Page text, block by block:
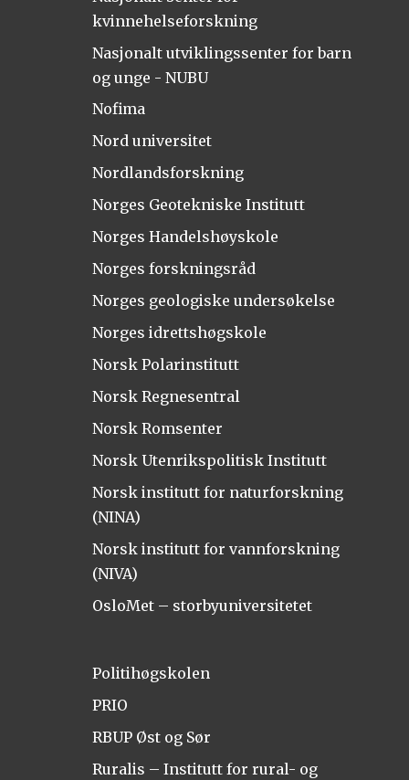
kvinnehelseforskning
Nasjonalt utviklingssenter for barn
og unge - NUBU
Nofima
Nord universitet
Nordlandsforskning
Norges Geotekniske Institutt
Norges Handelshøyskole
Norges forskningsråd
Norges geologiske undersøkelse
Norges idrettshøgskole
Norsk Polarinstitutt
Norsk Regnesentral
Norsk Romsenter
Norsk Utenrikspolitisk Institutt
Norsk institutt for naturforskning
(NINA)
Norsk institutt for vannforskning
(NIVA)
OsloMet – storbyuniversitetet
Politihøgskolen
PRIO
RBUP Øst og Sør
Ruralis – Institutt for rural- og